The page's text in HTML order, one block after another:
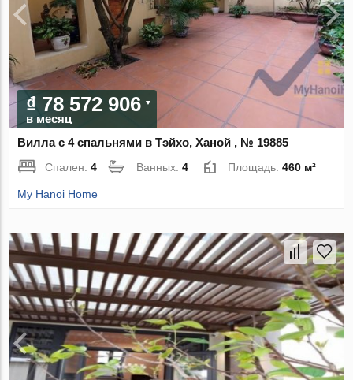
₫ 78 572 906
в месяц
Вилла с 4 спальнями в Тэйхо, Ханой , № 19885
Спален:4 Ванных:4 Площадь:460 м²
My Hanoi Home